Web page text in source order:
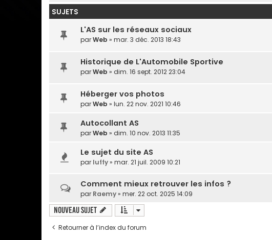
SUJETS
L'AS sur les réseaux sociaux
parWeb » mar. 3 déc. 2013 18:43
Historique de L'Automobile Sportive
parWeb » dim. 16 sept. 2012 23:04
Héberger vos photos
parWeb » lun. 22 nov. 2021 10:46
Autocollant AS
parWeb » dim. 10 nov. 2013 11:35
Le sujet du site AS
par luffy» mar. 21 juil. 2009 10:21
Comment mieux retrouver les infos ?
par Raemy» mer. 22 oct. 2025 14:09
Nouveau sujet
Retourner à l’index du forum